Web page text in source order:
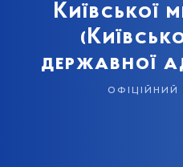
Київської
державної
офіційний